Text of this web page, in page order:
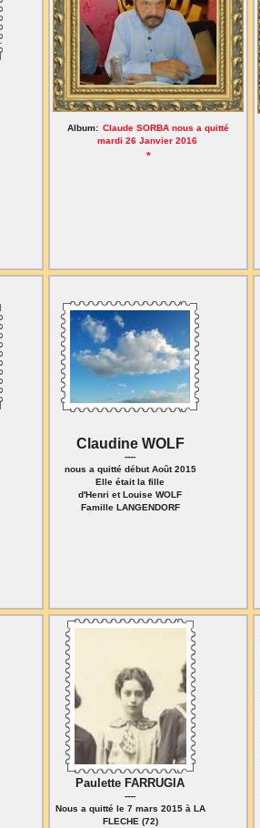
Album: Claude SORBA nous a quitté
mardi 26 Janvier 2016
*
Claudine WOLF
----
nous a quitté début Août 2015
Elle était la fille
d'Henri et Louise WOLF
Famille LANGENDORF
Paulette FARRUGIA
----
Nous a quitté le 7 mars 2015 à LA
FLECHE (72)